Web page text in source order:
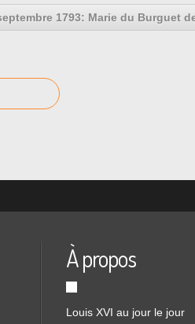
1793: Marie du Burguet
À propos
Louis XVI au jour le jour